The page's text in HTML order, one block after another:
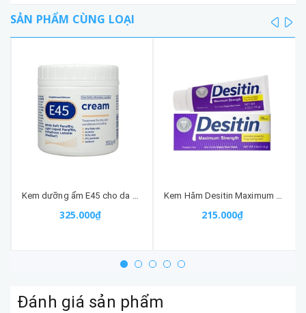
SẢN PHẨM CÙNG LOẠI
Kem dưỡng ẩm E45 cho da khô, chàm, enzema 350G
325.000₫
Kem Hăm Desitin Maximum Strength (tím) Cho Bé Của Mỹ
215.000₫
prev
Đánh giá sản phẩm